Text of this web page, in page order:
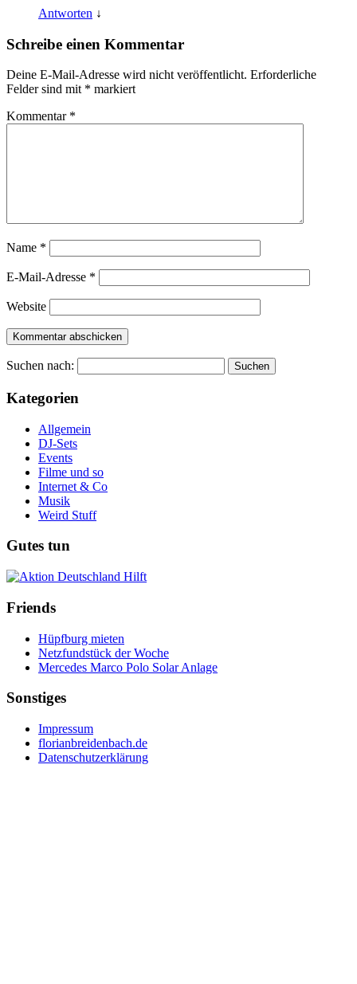
Antworten ↓
Schreibe einen Kommentar
Deine E-Mail-Adresse wird nicht veröffentlicht. Erforderliche
Felder sind mit * markiert
Kommentar *
Name *
E-Mail-Adresse *
Website
Suchen nach:
Kategorien
Allgemein
DJ-Sets
Events
Filme und so
Internet & Co
Musik
Weird Stuff
Gutes tun
Friends
Hüpfburg mieten
Netzfundstück der Woche
Mercedes Marco Polo Solar Anlage
Sonstiges
Impressum
florianbreidenbach.de
Datenschutzerklärung